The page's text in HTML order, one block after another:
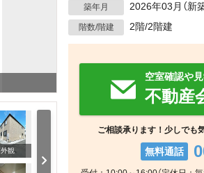
外観
築年月 2026年03月（新築
階数/階建 2階/2階建
空室確認や
不動産
ご相談承ります！少しでも
無料通話